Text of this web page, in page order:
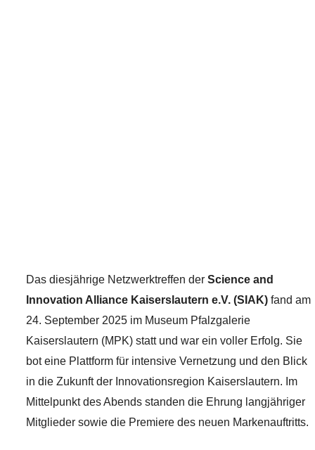
Das diesjährige Netzwerktreffen der Science and
Innovation Alliance Kaiserslautern e.V. (SIAK)fand am
24. September 2025 im Museum Pfalzgalerie
Kaiserslautern (MPK) statt und war ein voller Erfolg. Sie
bot eine Plattform für intensive Vernetzung und den Blick
in die Zukunft der Innovationsregion Kaiserslautern. Im
Mittelpunkt des Abends standen die Ehrung langjähriger
Mitglieder sowie die Premiere des neuen Markenauftritts.